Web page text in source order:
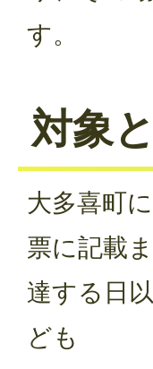
す。
対象
大多喜町
票に記載
達する日
ども